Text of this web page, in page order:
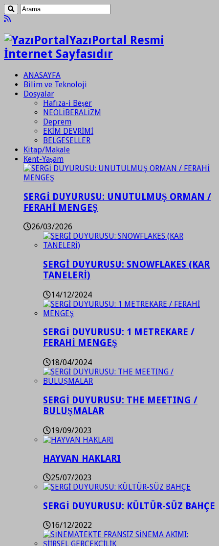
YazıPortal Resmi
İnternet Sayfasıdır
ANASAYFA
Bilim ve Teknoloji
Dosyalar
Hafıza-i Beşer
NEOLİBERALİZM
Deprem
EKİM DEVRİMİ
BELGESELLER
Kitap/Makale
Kent-Yaşam
SERGİ DUYURUSU: UNUTULMUŞ ORMAN /
FERAHİ MENGEŞ
26/03/2026
SERGİ DUYURUSU: SNOWFLAKES (KAR
TANELERİ)
14/12/2024
SERGİ DUYURUSU: 1 METREKARE /
FERAHİ MENGEŞ
18/04/2024
SERGİ DUYURUSU: THE MEETING /
BULUŞMALAR
19/09/2023
HAYVAN HAKLARI
25/07/2023
SERGİ DUYURUSU: KÜLTÜR-SÜZ BAHÇE
16/12/2022